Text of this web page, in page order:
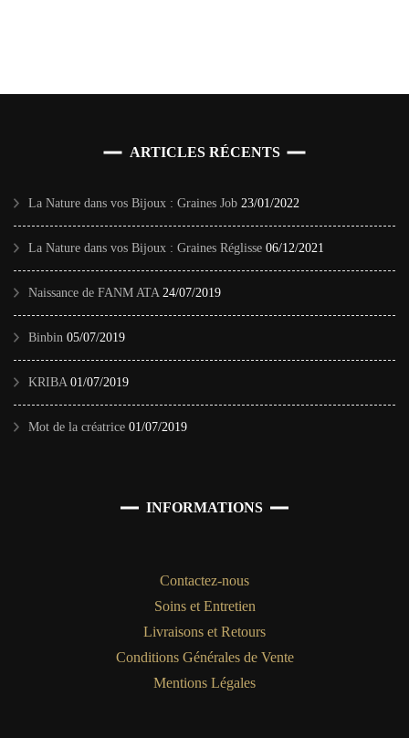
ARTICLES RÉCENTS
La Nature dans vos Bijoux : Graines Job 23/01/2022
La Nature dans vos Bijoux : Graines Réglisse 06/12/2021
Naissance de FANM ATA 24/07/2019
Binbin 05/07/2019
KRIBA 01/07/2019
Mot de la créatrice 01/07/2019
INFORMATIONS
Contactez-nous
Soins et Entretien
Livraisons et Retours
Conditions Générales de Vente
Mentions Légales